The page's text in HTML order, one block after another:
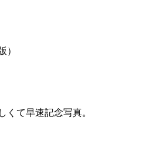
）
くて早速記念写真。